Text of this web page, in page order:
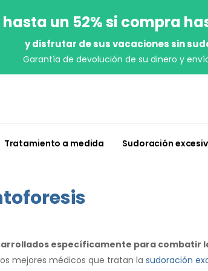
hasta un 52% si compra
y disfrutar de sus vacaciones sin
Garantía de devolución de su dinero y
Tratamiento a medida Sudoración
específicamente para combatir
mejores médicos que tratan la sudoración